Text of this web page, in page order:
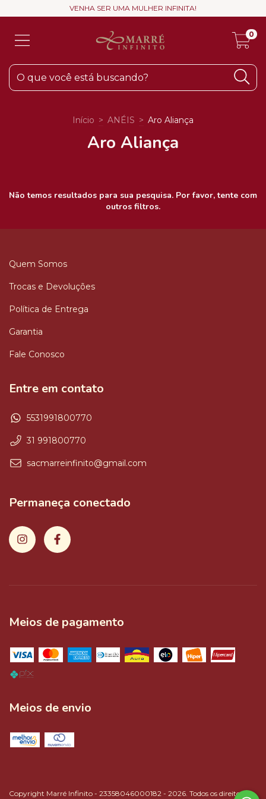
VENHA SER UMA MULHER INFINITA!
0
Início > ANÉIS > Aro Aliança
Aro Aliança
Não temos resultados para sua pesquisa. Por favor, tente com
outros filtros.
Quem Somos
Trocas e Devoluções
Política de Entrega
Garantia
Fale Conosco
Entre em contato
5531991800770
31 991800770
sacmarreinfinito@gmail.com
Permaneça conectado
Meios de pagamento
Meios de envio
Copyright Marré Infinito - 23358046000182 - 2026. Todos os direitos